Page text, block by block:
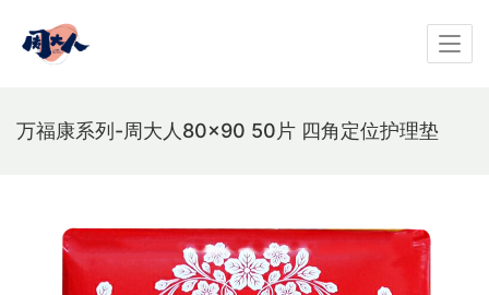
万福康系列-周大人80×90 50片 四角定位护理垫